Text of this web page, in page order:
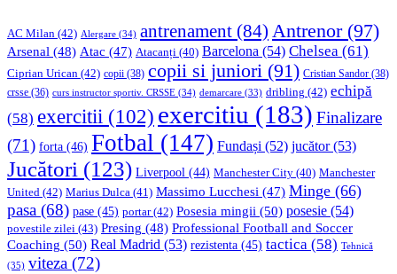
AC Milan (42) Alergare (34) antrenament (84) Antrenor(97)
Arsenal (48) Atac (47) Atacanți (40) Barcelona (54) Chelsea (61)
Ciprian Urican (42) copii (38) copii si juniori (91) Cristian Sandor (38)
crsse (36) curs instructor sportiv. CRSSE (34) demarcare (33) dribling (42) echipă
(58) exercitii (102) exercitiu (183) Finalizare
(71) forta (46) Fotbal (147) Fundași (52) jucător(53)
Jucători (123) Liverpool (44) Manchester City (40) Manchester
United (42) Marius Dulca (41) Massimo Lucchesi (47) Minge (66)
pasa (68) pase (45) portar(42) Posesia mingii (50) posesie (54)
povestile zilei (43) Presing (48) Professional Football and Soccer
Coaching (50) Real Madrid (53) rezistenta (45) tactica (58) Tehnică
(35) viteza (72)